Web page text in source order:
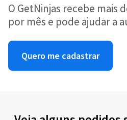
O GetNinjas recebe mais
por mês e pode ajudar a
Quero me cadastrar